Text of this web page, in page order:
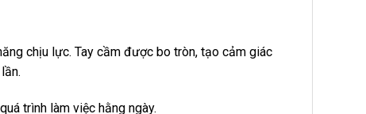
chịu lực. Tay cầm được bo tròn, tạo cảm giác
trình làm việc hằng ngày.